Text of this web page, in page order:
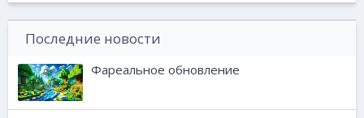
Последние новости
Фареальное обновление